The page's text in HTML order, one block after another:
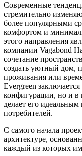
Современные
стремительно
более популярными
комфортом и
этого направления
компании Vagabond
сочетание
создать уютный дом,
проживания или
Evergreen
конфигурации, но и в
делает его
потребителей.
С самого начала
архитектуре,
каждый из которых